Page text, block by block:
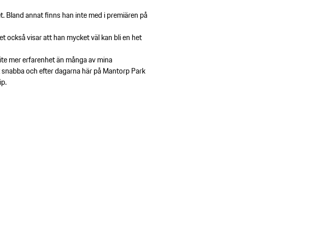
Bland annat finns han inte med i premiären på
också visar att han mycket väl kan bli en het
mer erfarenhet än många av mina
och efter dagarna här på Mantorp Park